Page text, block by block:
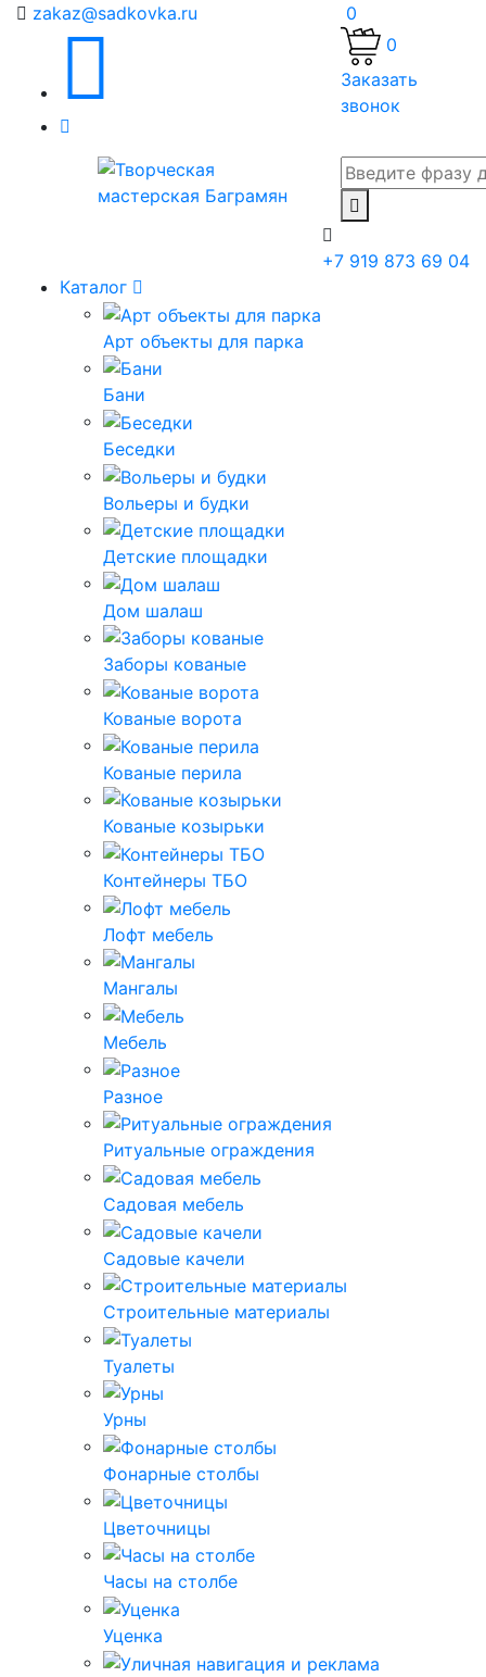
zakaz@sadkovka.ru
0
0
Заказать
звонок
+7 919 873 69 04
Каталог
Арт объекты для парка
Бани
Беседки
Вольеры и будки
Детские площадки
Дом шалаш
Заборы кованые
Кованые ворота
Кованые перила
Кованые козырьки
Контейнеры ТБО
Лофт мебель
Мангалы
Мебель
Разное
Ритуальные ограждения
Садовая мебель
Садовые качели
Строительные материалы
Туалеты
Урны
Фонарные столбы
Цветочницы
Часы на столбе
Уценка